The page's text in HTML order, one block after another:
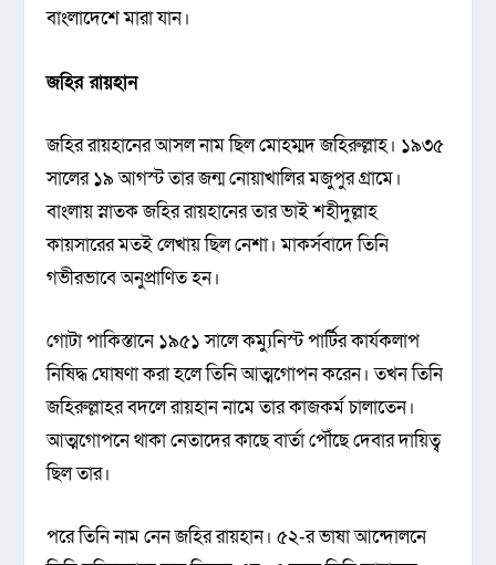
বাংলাদেশে মারা যান।
জহির রায়হান
জহির রায়হানের আসল নাম ছিল মোহম্মদ জহিরুল্লাহ। ১৯৩৫
সালের ১৯ আগস্ট তার জন্ম নোয়াখালির মজুপুর গ্রামে।
বাংলায় স্নাতক জহির রায়হানের তার ভাই শহীদুল্লাহ
কায়সারের মতই লেখায় ছিল নেশা। মাকর্সবাদে তিনি
গভীরভাবে অনুপ্রাণিত হন।
গোটা পাকিস্তানে ১৯৫১ সালে কম্যুনিস্ট পার্টির কার্যকলাপ
নিষিদ্ধ ঘোষণা করা হলে তিনি আত্মগোপন করেন। তখন তিনি
জহিরুল্লাহর বদলে রায়হান নামে তার কাজকর্ম চালাতেন।
আত্মগোপনে থাকা নেতাদের কাছে বার্তা পৌঁছে দেবার দায়িত্ব
ছিল তার।
পরে তিনি নাম নেন জহির রায়হান। ৫২-র ভাষা আন্দোলনে